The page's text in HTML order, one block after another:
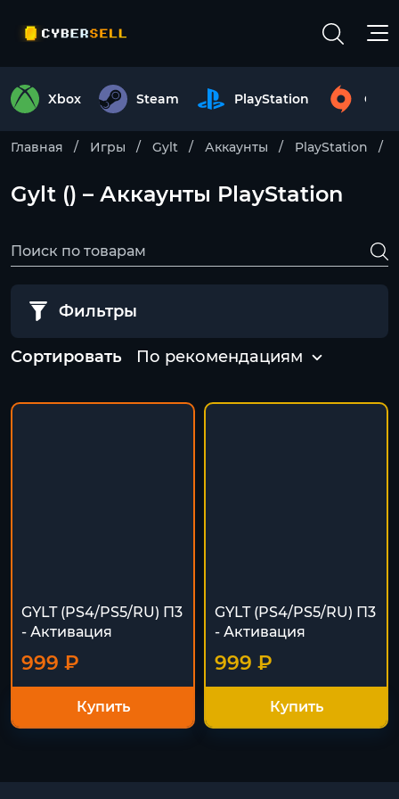
Xbox Steam PlayStation
Главная Игры Gylt Аккаунты PlayStation
Gylt () – Аккаунты PlayStation
Фильтры
Сортировать По рекомендациям
GYLT (PS4/PS5/RU) П3
- Активация
999 ₽
Купить
GYLT (PS4/PS5/RU) П3
- Активация
999 ₽
Купить